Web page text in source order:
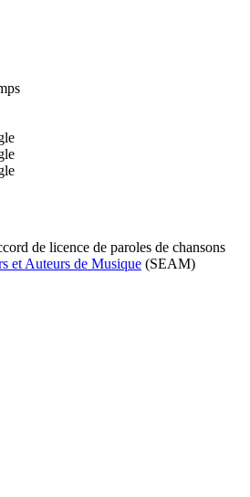
de licence de paroles de chansons
et Auteurs de Musique (SEAM)